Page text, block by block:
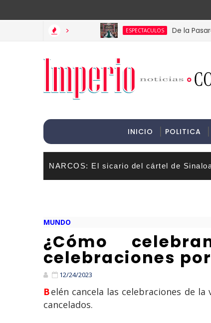
> ESPECTACULOS De la Pasarela
INICIO POLITICA
NARCOS: El sicario del cártel de
MUNDO
¿Cómo
celebraciones
12/24/2023
Belén cancela las celebraciones de la víspera de Navidad; diversas aerolíneas anunciaron que los vuelos a Israel han sido
cancelados.